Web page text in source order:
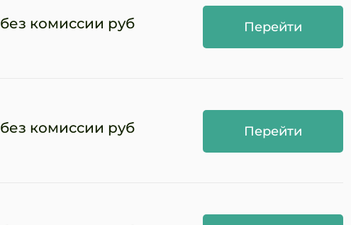
без комиссии руб Перейти
без комиссии руб Перейти